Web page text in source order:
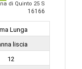
di Quinto 25 S
16166
Lunga
liscia
12